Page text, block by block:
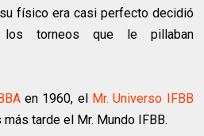
físico era casi perfecto decidió
los torneos que le pillaban
en 1960, el Mr. Universo IFBB
tarde el Mr. Mundo IFBB.